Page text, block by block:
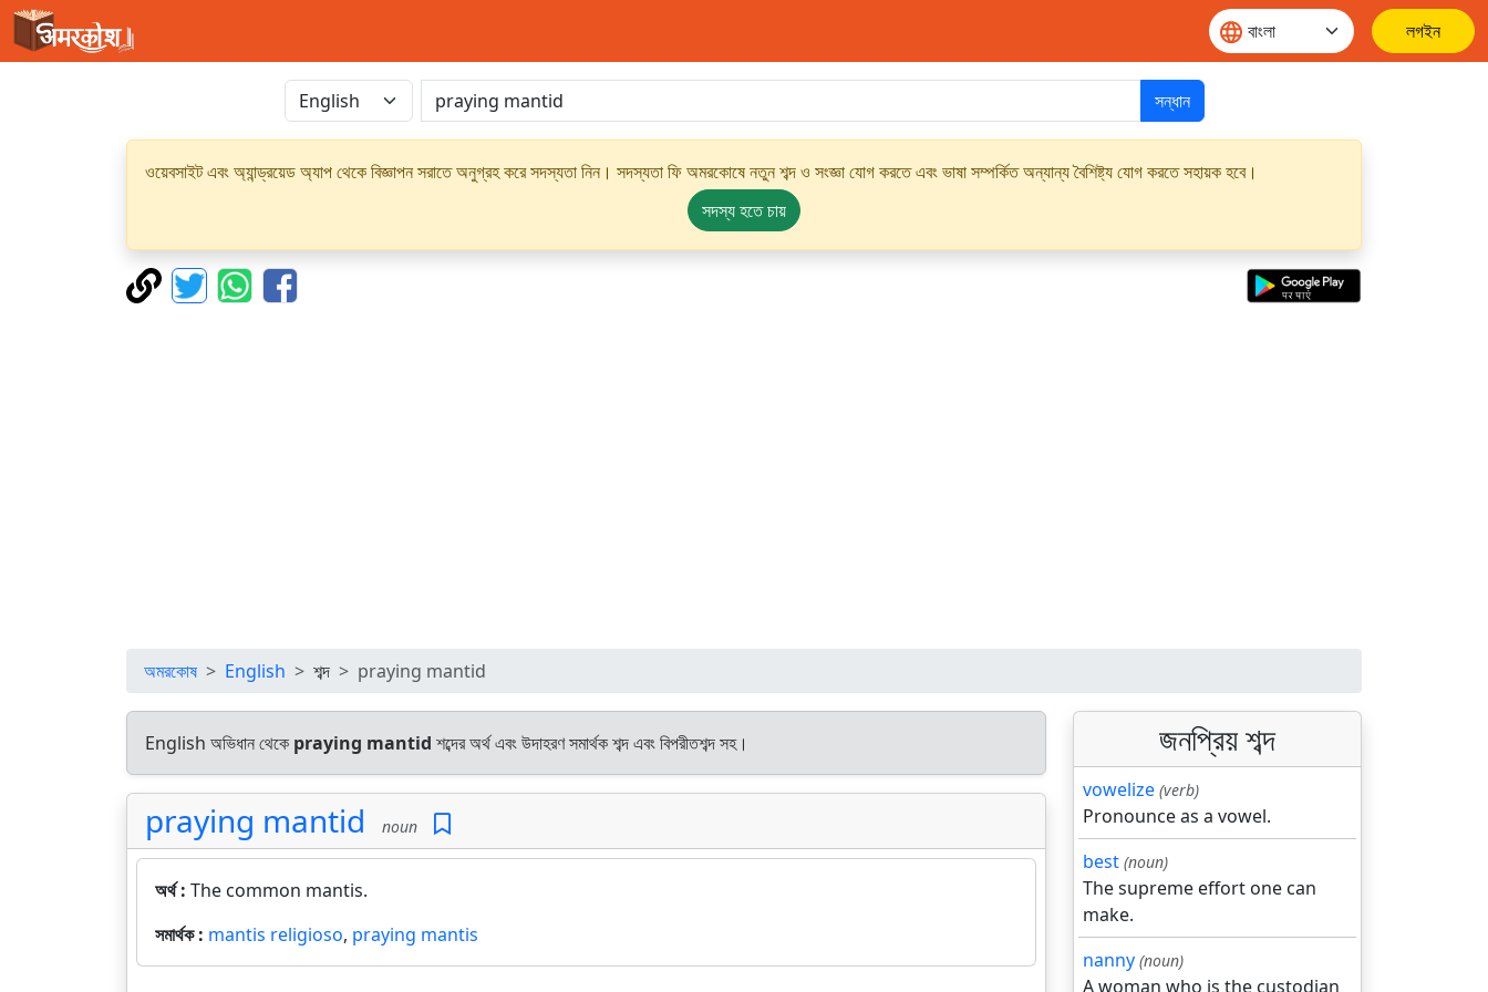
লগইন
সন্ধান
ওয়েবসাইট এবং অ্যান্ড্রয়েড অ্যাপ থেকে বিজ্ঞাপন সরাতে অনুগ্রহ করে সদস্যতা নিন। সদস্যতা ফি অমরকোষে নতুন শব্দ ও সংজ্ঞা যোগ করতে এবং ভাষা সম্পর্কিত অন্যান্য বৈশিষ্ট্য যোগ করতে সহায়ক হবে।
সদস্য হতে চায়
অমরকোষ English শব্দ praying mantid
English অভিধান থেকে praying mantid শব্দের অর্থ এবং উদাহরণ সমার্থক শব্দ এবং বিপরীতশব্দ সহ।
praying mantid noun
অর্থ : The common mantis.
সমার্থক : mantis religioso, praying mantis
জনপ্রিয় শব্দ
vowelize (verb)
Pronounce as a vowel.
best (noun)
The supreme effort one can
make.
nanny (noun)
A woman who is the custodian